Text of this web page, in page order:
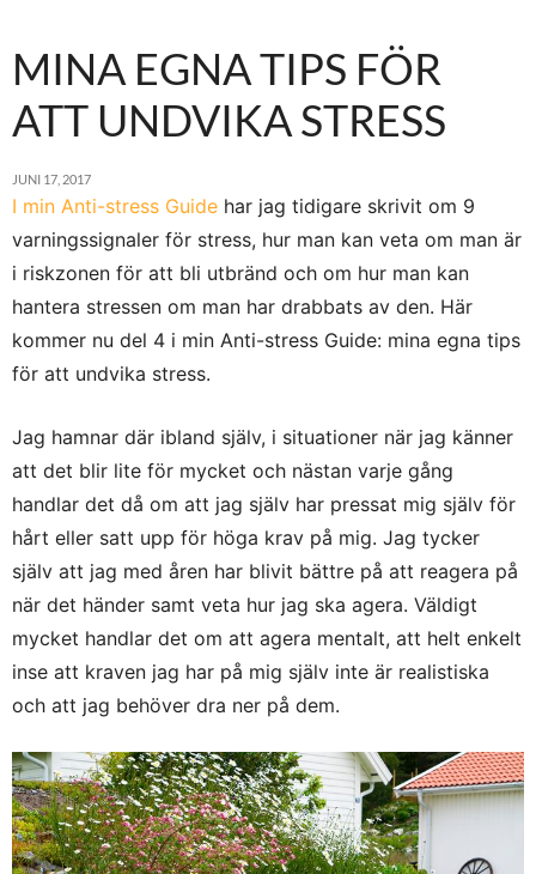
MINA EGNA TIPS FÖR
ATT UNDVIKA STRESS
JUNI 17, 2017
I min Anti-stress Guide har jag tidigare skrivit om 9
varningssignaler för stress, hur man kan veta om man är
i riskzonen för att bli utbränd och om hur man kan
hantera stressen om man har drabbats av den. Här
kommer nu del 4 i min Anti-stress Guide: mina egna tips
för att undvika stress.
Jag hamnar där ibland själv, i situationer när jag känner
att det blir lite för mycket och nästan varje gång
handlar det då om att jag själv har pressat mig själv för
hårt eller satt upp för höga krav på mig. Jag tycker
själv att jag med åren har blivit bättre på att reagera på
när det händer samt veta hur jag ska agera. Väldigt
mycket handlar det om att agera mentalt, att helt enkelt
inse att kraven jag har på mig själv inte är realistiska
och att jag behöver dra ner på dem.